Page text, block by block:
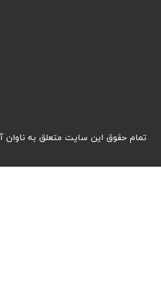
1400 .تمام حقوق این سایت متعلق به